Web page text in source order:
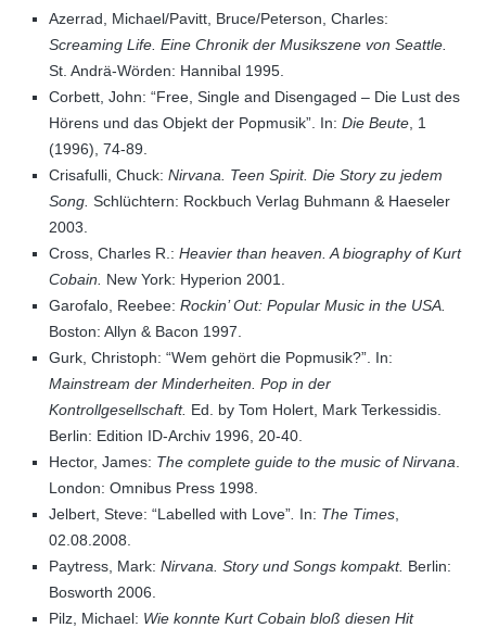
Azerrad, Michael/Pavitt, Bruce/Peterson, Charles:
Screaming Life. Eine Chronik der Musikszene von Seattle.
St. Andrä-Wörden: Hannibal 1995.
Corbett, John: “Free, Single and Disengaged – Die Lust des
Hörens und das Objekt der Popmusik”. In: Die Beute , 1
(1996), 74-89.
Crisafulli, Chuck: Nirvana. Teen Spirit. Die Story zu jedem
Song. Schlüchtern: Rockbuch Verlag Buhmann & Haeseler
2003.
Cross, Charles R.: Heavier than heaven. A biography of Kurt
Cobain.
New York: Hyperion 2001.
Garofalo, Reebee: Rockin’ Out: Popular Music in the USA.
Boston: Allyn & Bacon 1997.
Gurk, Christoph: “Wem gehört die Popmusik?”. In:
Mainstream der Minderheiten. Pop in der
Kontrollgesellschaft. Ed. by Tom Holert, Mark Terkessidis.
Berlin: Edition ID-Archiv 1996, 20-40.
Hector, James: The complete guide to the music of Nirvana
London: Omnibus Press 1998.
Jelbert, Steve: “Labelled with Love” In: The Times
02.08.2008.
Paytress, Mark: Nirvana. Story und Songs kompakt. Berlin:
Bosworth 2006.
Pilz, Michael: Wie konnte Kurt Cobain bloß diesen Hit